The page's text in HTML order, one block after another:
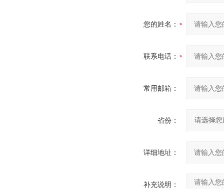
您的姓名：
联系电话：
常用邮箱：
省份：
详细地址：
补充说明：